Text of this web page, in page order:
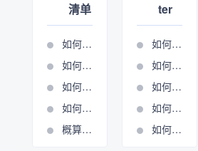
清单
如何导入清单
如何进行分项清单计量
如何使用施工图核算表
如何添加或修改费用条款
概算分项的操作视频
ter
如何进行周期管理
如何进行总包计量周期管理
如何新建周期
如何设置周期管理
如何进行计量支付